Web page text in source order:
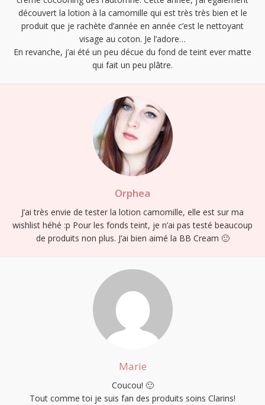
découvert la lotion à la camomille qui est très très bien et le
produit que je rachète d’année en année c’est le nettoyant
visage au coton. Je l’adore…
En revanche, j’ai été un peu décue du fond de teint ever matte
qui fait un peu plâtre.
Orphea
J’ai très envie de tester la lotion camomille, elle est sur ma
wishlist héhé :p Pour les fonds teint, je n’ai pas testé beaucoup
de produits non plus. J’ai bien aimé la BB Cream 🙂
Marie
Coucou! 🙂
Tout comme toi je suis fan des produits soins Clarins!